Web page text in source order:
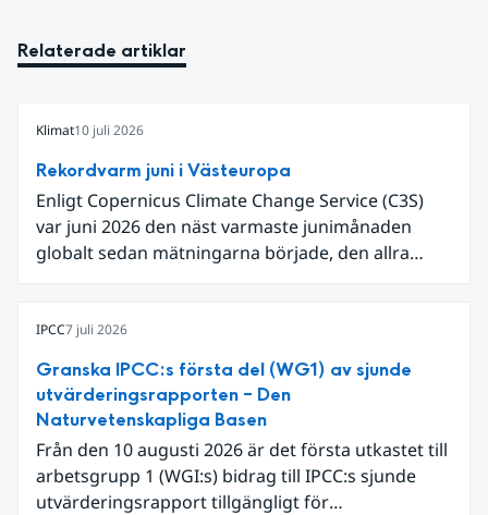
Relaterade artiklar
Klimat10 juli 2026
Rekordvarm juni i Västeuropa
Enligt Copernicus Climate Change Service (C3S)
var juni 2026 den näst varmaste junimånaden
globalt sedan mätningarna började, den allra
begränsar oss till Västeuropa var det den allra
varmaste juni. Detta betingades till stor del av en
extrem hetta i slutet av månaden. Världshavens
ytvattentemperaturer var den högsta som
uppmätts för en juni månad, vilket ligger i fas med
en framväxande El Niño i Stilla havet.
IPCC7 juli 2026
Granska IPCC:s första del (WG1) av sjunde
utvärderingsrapporten – Den
Naturvetenskapliga Basen
Från den 10 augusti 2026 är det första utkastet till
arbetsgrupp 1 (WGI:s) bidrag till IPCC:s sjunde
utvärderingsrapport tillgängligt för